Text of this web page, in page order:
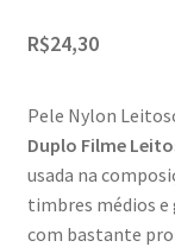
R$24,30
Pele Nylon
Duplo Filme
usada na
timbres médios e
com bastante